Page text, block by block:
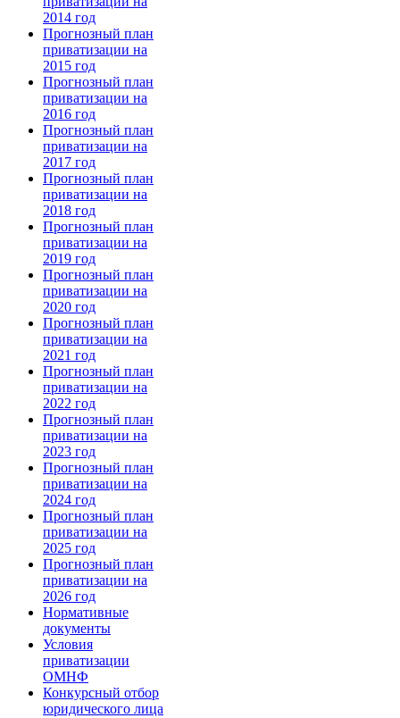
2014 год
Прогнозный план
приватизации на
2015 год
Прогнозный план
приватизации на
2016 год
Прогнозный план
приватизации на
2017 год
Прогнозный план
приватизации на
2018 год
Прогнозный план
приватизации на
2019 год
Прогнозный план
приватизации на
2020 год
Прогнозный план
приватизации на
2021 год
Прогнозный план
приватизации на
2022 год
Прогнозный план
приватизации на
2023 год
Прогнозный план
приватизации на
2024 год
Прогнозный план
приватизации на
2025 год
Прогнозный план
приватизации на
2026 год
Нормативные
документы
Условия
приватизации
ОМНФ
Конкурсный отбор
юридического лица